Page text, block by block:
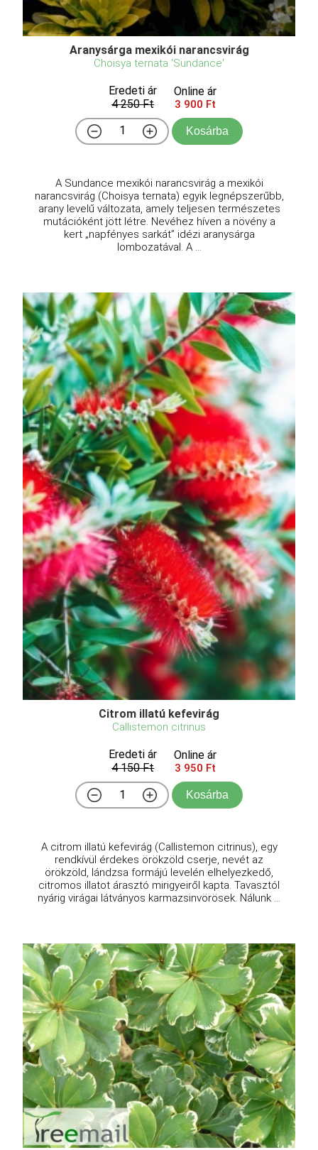
Aranysárga mexikói narancsvirág
Choisya ternata 'Sundance'
Eredeti ár
4 250 Ft
Online ár
3 900 Ft
Kosárba
A Sundance mexikói narancsvirág a mexikói
narancsvirág (Choisya ternata) egyik legnépszerűbb,
arany levelű változata, amely teljesen természetes
mutációként jött létre. Nevéhez híven a növény a
kert „napfényes sarkát” idézi aranysárga
lombozatával. A ...
Citrom illatú kefevirág
Callistemon citrinus
Eredeti ár
4 150 Ft
Online ár
3 950 Ft
Kosárba
A citrom illatú kefevirág (Callistemon citrinus), egy
rendkívül érdekes örökzöld cserje, nevét az
örökzöld, lándzsa formájú levelén elhelyezkedő,
citromos illatot árasztó mirigyeiről kapta. Tavasztól
nyárig virágai látványos karmazsinvörösek. Nálunk ...